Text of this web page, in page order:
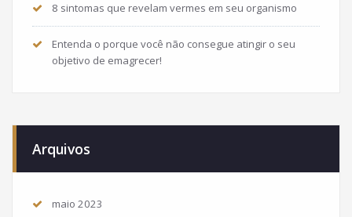
8 sintomas que revelam vermes em seu organismo
Entenda o porque você não consegue atingir o seu
objetivo de emagrecer!
Arquivos
maio 2023